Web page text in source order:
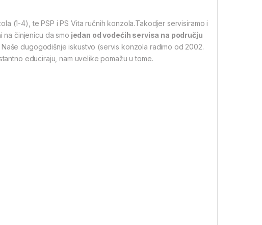
(1-4), te PSP i PS Vita ručnih konzola.Takodjer servisiramo i
činjenicu da smo jedan od vodećih servisa na području
Naše dugogodišnje iskustvo (servis konzola radimo od 2002.
educiraju, nam uvelike pomažu u tome.